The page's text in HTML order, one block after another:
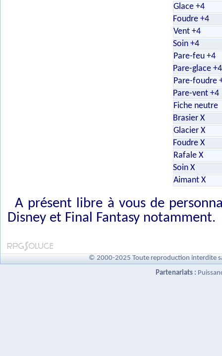
Glace +4
Foudre +4
Vent +4
Soin +4
Pare-feu +4
Pare-glace +4
Pare-foudre
Pare-vent +4
Fiche neutre
Brasier X
Glacier X
Foudre X
Rafale X
Soin X
Aimant X
A présent libre à vous de
Disney et Final Fantasy notamment.
© 2000-2025 Toute reproduction interdite
Partenariats :